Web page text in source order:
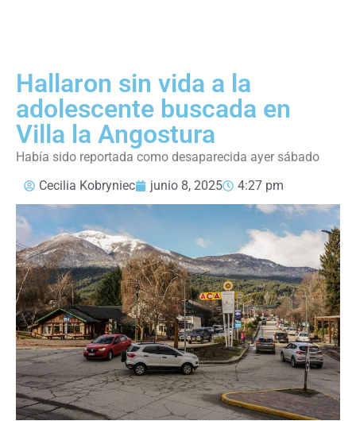
Hallaron sin vida a la
adolescente buscada en
Villa la Angostura
Había sido reportada como desaparecida ayer sábado
Cecilia Kobryniec
junio 8, 2025 4:27 pm